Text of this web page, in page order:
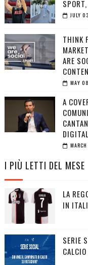
JULY
THINK
ARE
MAY
A
I PIÙ LETTI DEL MESE
LA
IN
SERIE